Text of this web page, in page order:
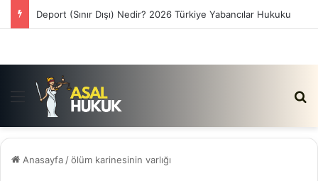
Deport (Sınır Dışı) Nedir? 2026 Türkiye Yabancılar Hukuku
Menü
Anasayfa /ölüm karinesinin varlığı